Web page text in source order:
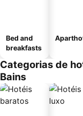
Bed and
breakfasts
Categorias de
Bains